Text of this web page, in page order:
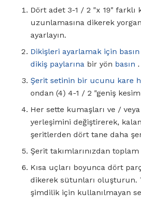
Dört adet 3-1 / 2 "x 19" farklı
uzunlamasına dikerek
ayarlayın.
Dikişleri ayarlamak için basın
dikiş paylarına bir yön basın .
Şerit setinin bir ucunu kare
ondan (4) 4-1 / 2 "geniş
Her sette kumaşları ve /
yerleşimini değiştirerek, kalan
şeritlerden dört tane daha
Şerit takımlarınızdan
Kısa uçları boyunca dört
dikerek sütunları oluşturun.
şimdilik için kullanılmayan